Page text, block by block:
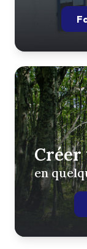
Créer
en